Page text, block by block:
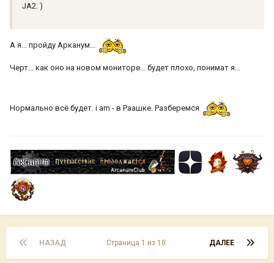
JA2. )
А я... пройду Арканум...
Черт... как оно на новом мониторе... будет плохо, понимат я...
Нормально всё будет. i am - в Раашке. Разберемся
НАЗАД ДАЛЕЕ
Страница 1 из 10